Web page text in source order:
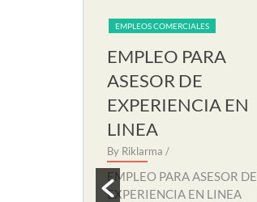
EMPLEOS COMERCIALES
EMPLEO PARA
ASESOR DE
EXPERIENCIA EN
LINEA
By Riklarma /
EMPLEO PARA ASESOR DE
EXPERIENCIA EN LINEA